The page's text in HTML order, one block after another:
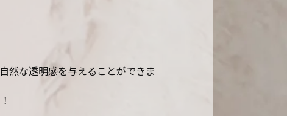
然な透明感を与えることができま